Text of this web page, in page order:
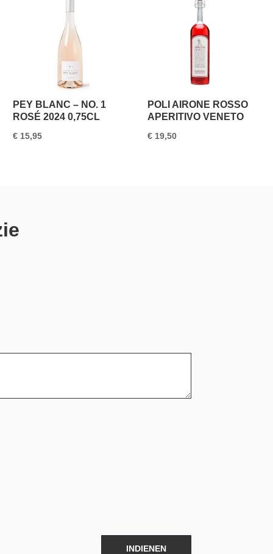
PEY BLANC – NO. 1
ROSÉ 2024 0,75CL
€ 15,95
POLI AIRONE ROSSO
APERITIVO VENETO
€19,50
INDIENEN